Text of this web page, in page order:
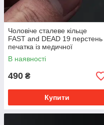
Чоловіче сталеве кільце
FAST and DEAD 19 перстень
печатка із медичної
нержавіючої сталі 316L з
Черепом і змією
В наявності
490 ₴
Купити